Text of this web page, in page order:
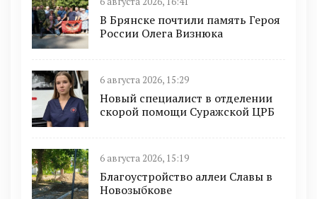
В Брянске почтили память Героя
России Олега Визнюка
6 августа 2026, 15:29
Новый специалист в отделении
скорой помощи Суражской ЦРБ
6 августа 2026, 15:19
Благоустройство аллеи Славы в
Новозыбкове